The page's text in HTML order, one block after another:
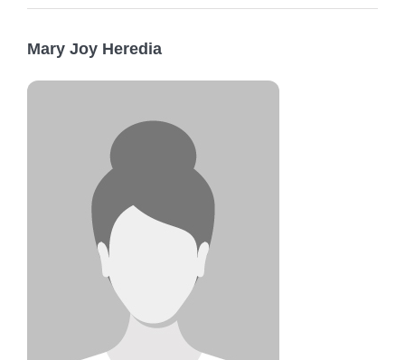
Mary Joy Heredia